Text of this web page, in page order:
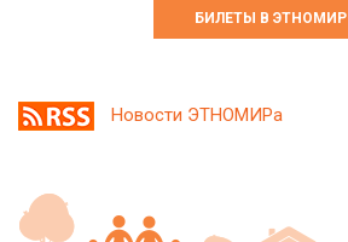
БИЛЕТЫ В ЭТНОМИР
Новости ЭТНОМИРа